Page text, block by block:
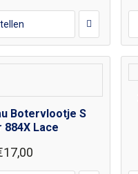
Botervlootje S
884X Lace